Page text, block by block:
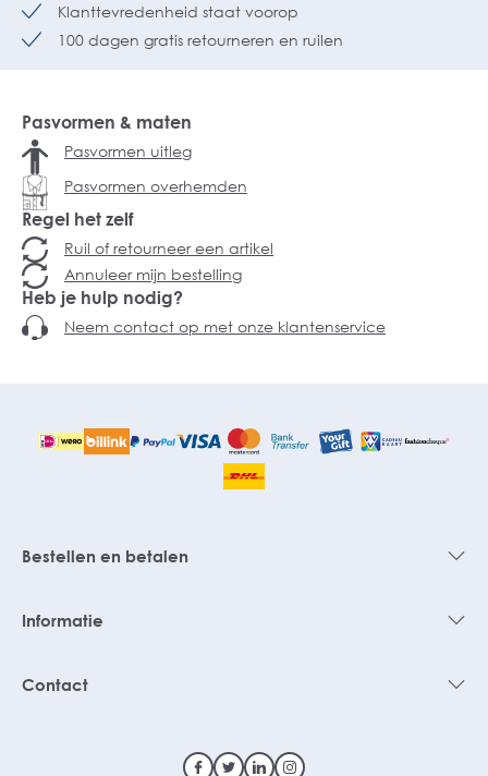
Klanttevredenheid staat voorop
100 dagen gratis retourneren en ruilen
Pasvormen & maten
Pasvormen uitleg
Pasvormen overhemden
Regel het zelf
Ruil of retourneer een artikel
Annuleer mijn bestelling
Heb je hulp nodig?
Neem contact op met onze klantenservice
Bestellen en betalen
Informatie
Contact